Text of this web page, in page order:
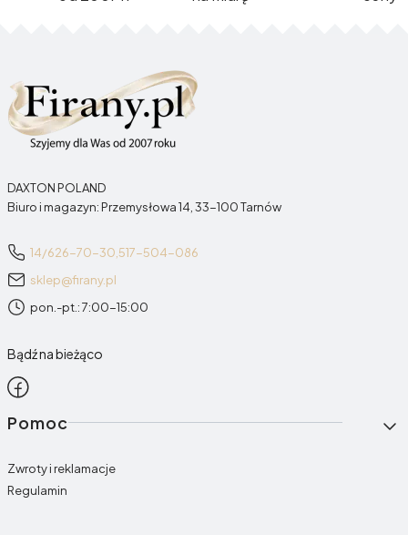
DAXTON POLAND
Biuro i magazyn: Przemysłowa 14, 33-100 Tarnów
14/626-70-30, 517-504-086
sklep@firany.pl
pon.-pt.: 7:00-15:00
Bądź na bieżąco
Linki w stopce
Pomoc
Zwroty i reklamacje
Regulamin